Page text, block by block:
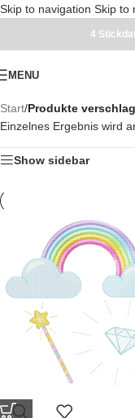
Skip to navigation Skip to
4
MENU
Start/Produkte
Einzelnes Ergebnis wird
Show sidebar